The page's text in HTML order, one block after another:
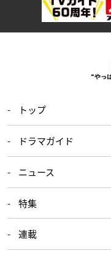
トップ
ドラマガイド
ニュース
特集
連載